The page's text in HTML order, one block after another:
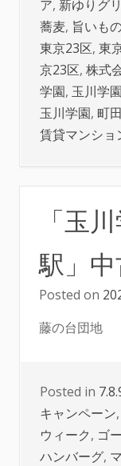
ア, 新ゆりグ
蕎麦, 旨いも
東京23区, 東
京23区, 株式
学園, 玉川学
玉川学園, 町
賃貸マンショ
「玉
駅」
Posted on
藤の台団地
Posted in
キャンペーン,
ウィーク, ゴ
ハンバーグ,